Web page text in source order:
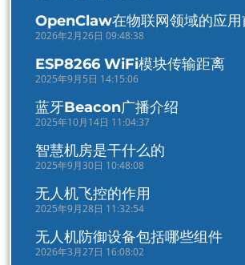
OpenClaw在物联网领域的应用
2026年2月26日 09:48:38
ESP8266 WiFi模块传输距离
2025年9月5日 14:15:06
蓝牙Beacon广播介绍
2025年10月14日 11:04:37
智慧机房是干什么的
2025年9月30日 10:48:08
无人机飞控的作用
2025年9月28日 11:32:54
无人机防御设备包括哪些组件
2026年3月27日 16:08:02